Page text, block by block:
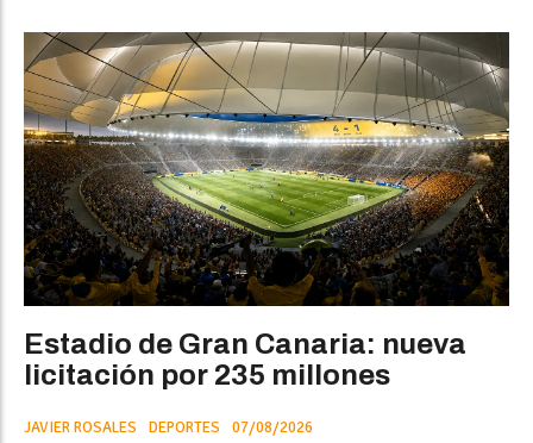
Estadio de Gran Canaria: nueva
licitación por 235 millones
JAVIER ROSALES DEPORTES 07/08/2026